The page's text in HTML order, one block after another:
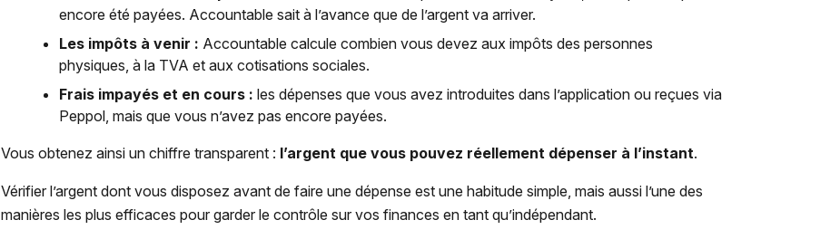
encore été payées. Accountable sait à l’avance que de l’argent va arriver.
Les impôts à venir : Accountable calcule combien vous devez aux impôts des personnes
physiques, à la TVA et aux cotisations sociales.
Frais impayés et en cours :les dépenses que vous avez introduites dans l’application ou reçues via
Peppol, mais que vous n’avez pas encore payées.
Vous obtenez ainsi un chiffre transparent : l’argent que vous pouvez réellement dépenser à l’instant.
Vérifier l’argent dont vous disposez avant de faire une dépense est une habitude simple, mais aussi l’une des
manières les plus efficaces pour garder le contrôle sur vos finances en tant qu’indépendant.